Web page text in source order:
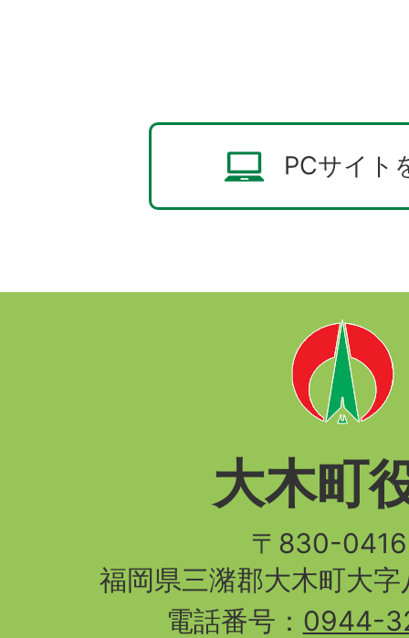
PCサイト
大木町
〒830-
福岡県三潴郡大木町大
電話番号： 0944-